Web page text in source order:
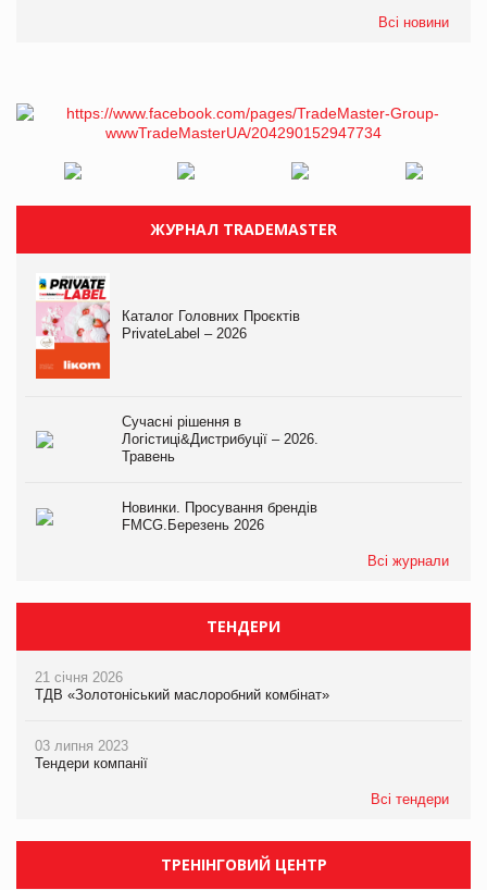
Всі новини
ЖУРНАЛ TRADEMASTER
Каталог Головних Проєктів
PrivateLabel – 2026
Сучасні рішення в
Логістиці&Дистрибуції – 2026.
Травень
Новинки. Просування брендів
FMCG.Березень 2026
Всі журнали
ТЕНДЕРИ
21 січня 2026
ТДВ «Золотоніський маслоробний комбінат»
03 липня 2023
Тендери компанії
Всі тендери
ТРЕНІНГОВИЙ ЦЕНТР